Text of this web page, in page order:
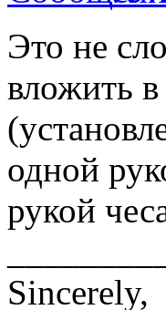
Это не
вложить в
одной
рукой
Sincerely,